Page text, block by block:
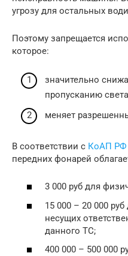
угрозу для остальных
Поэтому запрещается
которое:
значительно
пропусканию
меняет
В соответствии с КоАП РФ
передних фонарей
3 000 руб для
15 000 – 20 000
несущих
данного ТС;
400 000 – 500 000